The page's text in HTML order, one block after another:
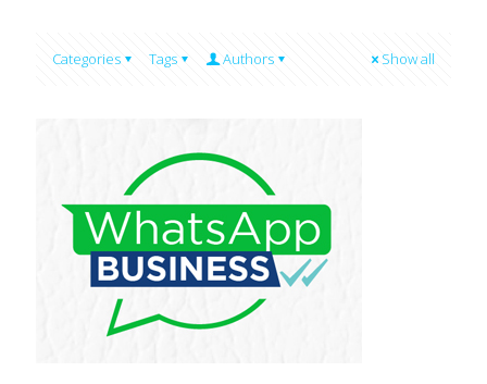
Categories Tags Authors Show all